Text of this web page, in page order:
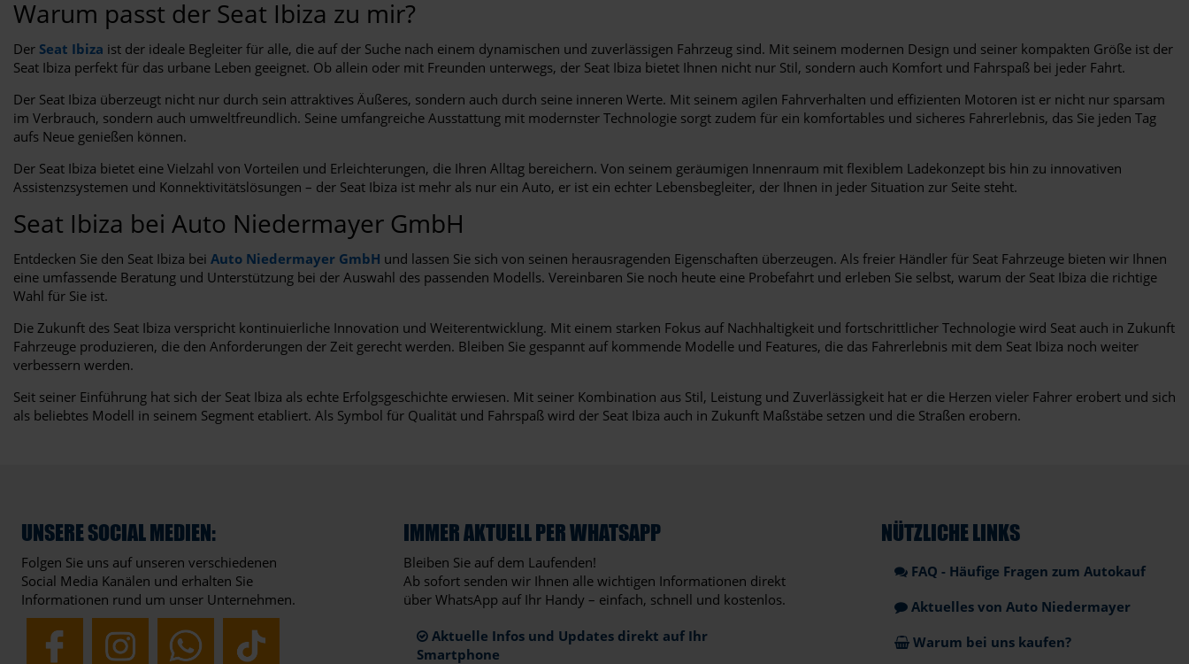
Warum passt der Seat Ibiza zu mir?
Der Seat Ibiza ist der ideale Begleiter für alle, die auf der Suche nach einem dynamischen und zuverlässigen Fahrzeug sind. Mit seinem modernen Design und seiner kompakten Größe ist der
Seat Ibiza perfekt für das urbane Leben geeignet. Ob allein oder mit Freunden unterwegs, der Seat Ibiza bietet Ihnen nicht nur Stil, sondern auch Komfort und Fahrspaß bei jeder Fahrt.
Der Seat Ibiza überzeugt nicht nur durch sein attraktives Äußeres, sondern auch durch seine inneren Werte. Mit seinem agilen Fahrverhalten und effizienten Motoren ist er nicht nur sparsam
im Verbrauch, sondern auch umweltfreundlich. Seine umfangreiche Ausstattung mit modernster Technologie sorgt zudem für ein komfortables und sicheres Fahrerlebnis, das Sie jeden Tag
aufs Neue genießen können.
Der Seat Ibiza bietet eine Vielzahl von Vorteilen und Erleichterungen, die Ihren Alltag bereichern. Von seinem geräumigen Innenraum mit flexiblem Ladekonzept bis hin zu innovativen
Assistenzsystemen und Konnektivitätslösungen – der Seat Ibiza ist mehr als nur ein Auto, er ist ein echter Lebensbegleiter, der Ihnen in jeder Situation zur Seite steht.
Seat Ibiza bei Auto Niedermayer GmbH
Entdecken Sie den Seat Ibiza bei Auto Niedermayer GmbH und lassen Sie sich von seinen herausragenden Eigenschaften überzeugen. Als freier Händler für Seat Fahrzeuge bieten wir Ihnen
eine umfassende Beratung und Unterstützung bei der Auswahl des passenden Modells. Vereinbaren Sie noch heute eine Probefahrt und erleben Sie selbst, warum der Seat Ibiza die richtige
Wahl für Sie ist.
Die Zukunft des Seat Ibiza verspricht kontinuierliche Innovation und Weiterentwicklung. Mit einem starken Fokus auf Nachhaltigkeit und fortschrittlicher Technologie wird Seat auch in Zukunft
Fahrzeuge produzieren, die den Anforderungen der Zeit gerecht werden. Bleiben Sie gespannt auf kommende Modelle und Features, die das Fahrerlebnis mit dem Seat Ibiza noch weiter
verbessern werden.
Seit seiner Einführung hat sich der Seat Ibiza als echte Erfolgsgeschichte erwiesen. Mit seiner Kombination aus Stil, Leistung und Zuverlässigkeit hat er die Herzen vieler Fahrer erobert und sich
als beliebtes Modell in seinem Segment etabliert. Als Symbol für Qualität und Fahrspaß wird der Seat Ibiza auch in Zukunft Maßstäbe setzen und die Straßen erobern.
UNSERE SOCIAL MEDIEN:
Folgen Sie uns auf unseren verschiedenen
Social Media Kanälen und erhalten Sie
Informationen rund um unser Unternehmen.
IMMER AKTUELL PER WHATSAPP
Bleiben Sie auf dem Laufenden!
Ab sofort senden wir Ihnen alle wichtigen Informationen direkt
über WhatsApp auf Ihr Handy – einfach, schnell und kostenlos.
Aktuelle Infos und Updates direkt auf Ihr
Smartphone
NÜTZLICHE LINKS
FAQ - Häufige Fragen zum Autokauf
Aktuelles von Auto Niedermayer
Warum bei uns kaufen?